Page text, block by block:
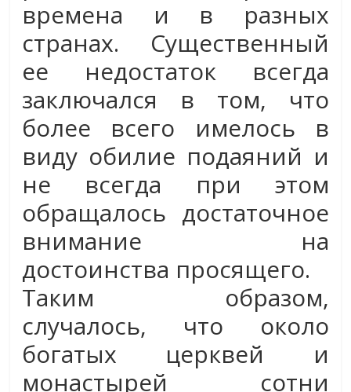
времена и в разных
странах. Существенный
ее недостаток всегда
заключался в том, что
более всего имелось в
виду обилие подаяний и
не всегда при этом
обращалось достаточное
внимание на
достоинства просящего.
Таким образом,
случалось, что около
богатых церквей и
монастырей сотни